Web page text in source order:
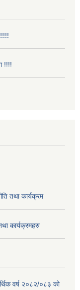
!!!!
तथा कार्यक्रम
कार्यक्रमहरु
वर्ष २०८२/०८३ को